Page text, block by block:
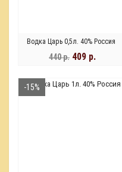
Водка Царь 0,5л. 40% Россия
440 р. 409 р.
-15%